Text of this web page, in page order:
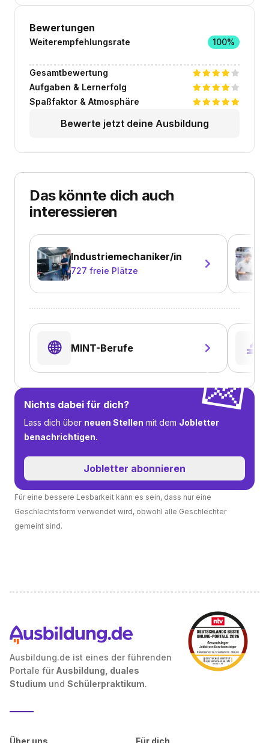
Bewertungen
Weiterempfehlungsrate 100%
Gesamtbewertung
Aufgaben & Lernerfolg
Spaßfaktor & Atmosphäre
Bewerte jetzt deine Ausbildung
Das könnte dich auch
interessieren
Industriemechaniker/in
727 freie Plätze
🌐 MINT-Berufe 🔬
💌
Nichts dabei für dich?
Lass dich über neuen Stellen mit dem Jobletter
benachrichtigen.
Jobletter abonnieren
Für eine bessere Lesbarkeit kann es sein, dass nur eine
Geschlechtsform verwendet wird, obwohl alle Geschlechter
gemeint sind.
Ausbildung.de ist eines der führenden
Portale für Ausbildung, duales
Studium und Schülerpraktikum.
Über uns Für dich